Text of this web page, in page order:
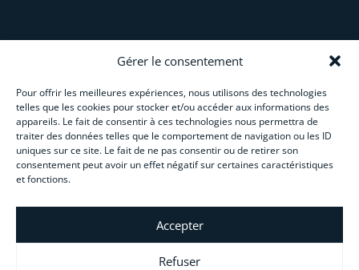
Gérer le consentement
Pour offrir les meilleures expériences, nous utilisons des technologies
telles que les cookies pour stocker et/ou accéder aux informations des
appareils. Le fait de consentir à ces technologies nous permettra de
traiter des données telles que le comportement de navigation ou les ID
uniques sur ce site. Le fait de ne pas consentir ou de retirer son
consentement peut avoir un effet négatif sur certaines caractéristiques
et fonctions.
Accepter
Refuser
INFORMATIONS
CGV
Livraison et paiement
Paiement en plusieurs fois
Guide pratique du char à voile